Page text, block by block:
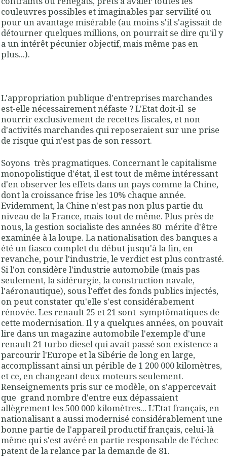
couleuvres possibles et imaginables par servilité ou
pour un avantage misérable (au moins s'il s'agissait de
détourner quelques millions, on pourrait se dire qu'il y
a un intérêt pécunier objectif, mais même pas en
plus...).
L'appropriation publique d'entreprises marchandes
est-elle nécessairement néfaste ? L'Etat doit-il se
nourrir exclusivement de recettes fiscales, et non
d'activités marchandes qui reposeraient sur une prise
de risque qui n'est pas de son ressort.
Soyons très pragmatiques. Concernant le capitalisme
monopolistique d'état, il est tout de même intéressant
d'en observer les effets dans un pays comme la Chine,
dont la croissance frise les 10% chaque année.
Evidemment, la Chine n'est pas non plus partie du
niveau de la France, mais tout de même. Plus près de
nous, la gestion socialiste des années 80 mérite d'être
examinée à la loupe. La nationalisation des banques a
été un fiasco complet du début jusqu'à la fin, en
revanche, pour l'industrie, le verdict est plus contrasté.
Si l'on considère l'industrie automobile (mais pas
seulement, la sidérurgie, la construction navale,
l'aéronautique), sous l'effet des fonds publics injectés,
on peut constater qu'elle s'est considérabement
rénovée. Les renault 25 et 21 sont symptômatiques de
cette modernisation. Il y a quelques années, on pouvait
lire dans un magazine automobile l'exemple d'une
renault 21 turbo diesel qui avait passé son existence a
parcourir l'Europe et la Sibérie de long en large,
accomplissant ainsi un périble de 1 200 000 kilomètres,
et ce, en changeant deux moteurs seulement.
Renseignements pris sur ce modèle, on s'appercevait
que grand nombre d'entre eux dépassaient
allègrement les 500 000 kilomètres... L'Etat français, en
nationalisant a aussi modernisé considérablement une
bonne partie de l'appareil productif français, celui-là
même qui s'est avéré en partie responsable de l'échec
patent de la relance par la demande de 81.